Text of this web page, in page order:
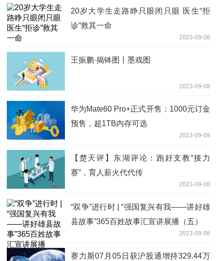
20岁大学生走路睁只眼闭只眼 医生“拒
诊”救其一命
2023-09-08
王振鹏·揭钵图丨墨戏图
2023-09-08
华为Mate60 Pro+正式开售：1000元订金
预售，超1TB内存可选
2023-09-08
【楚天评】东湖评论：跑好支教“接力
赛”，育人薪火代代传
2023-09-08
“双争”进行时 | “强国复兴有我——讲好雄
县故事”365百姓故事汇宣讲展播（五）
2023-09-08
赛力斯07月05日获沪股通增持329.44万